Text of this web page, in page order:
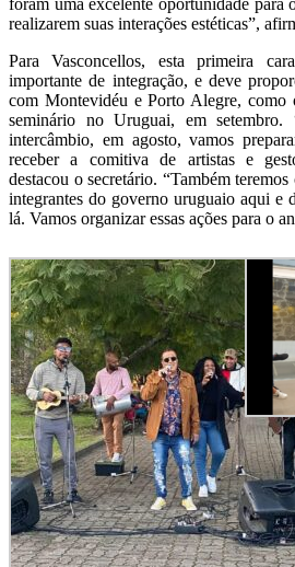
foram uma excelente oportunidade para
realizarem suas interações estéticas”,
Para Vasconcellos, esta primeira
importante de integração, e deve
com Montevidéu e Porto Alegre,
seminário no Uruguai, em setembro.
intercâmbio, em agosto, vamos
receber a comitiva de artistas e
destacou o secretário. “Também
integrantes do governo uruguaio aqui e
lá. Vamos organizar essas ações para o